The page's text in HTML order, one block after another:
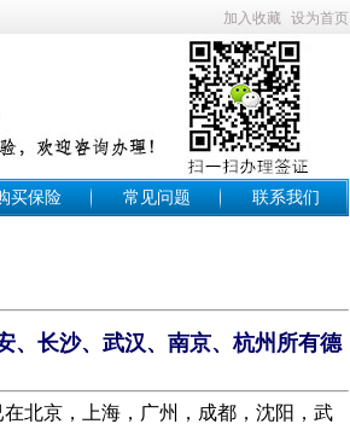
加入收藏 设为首页
买保险 常见问题 联系我们
、长沙、武汉、南京、杭州所有德
北京，上海，广州，成都，沈阳，武